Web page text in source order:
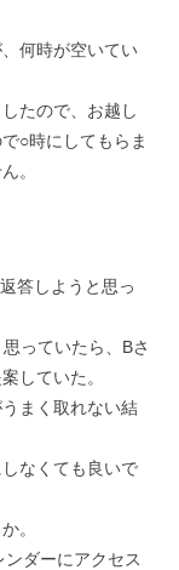
何時が空いてい
たので、お越し
○時にしてもらま
。
答しようと思っ
っていたら、Bさ
していた。
まく取れない結
なくても良いで
。
ダーにアクセス